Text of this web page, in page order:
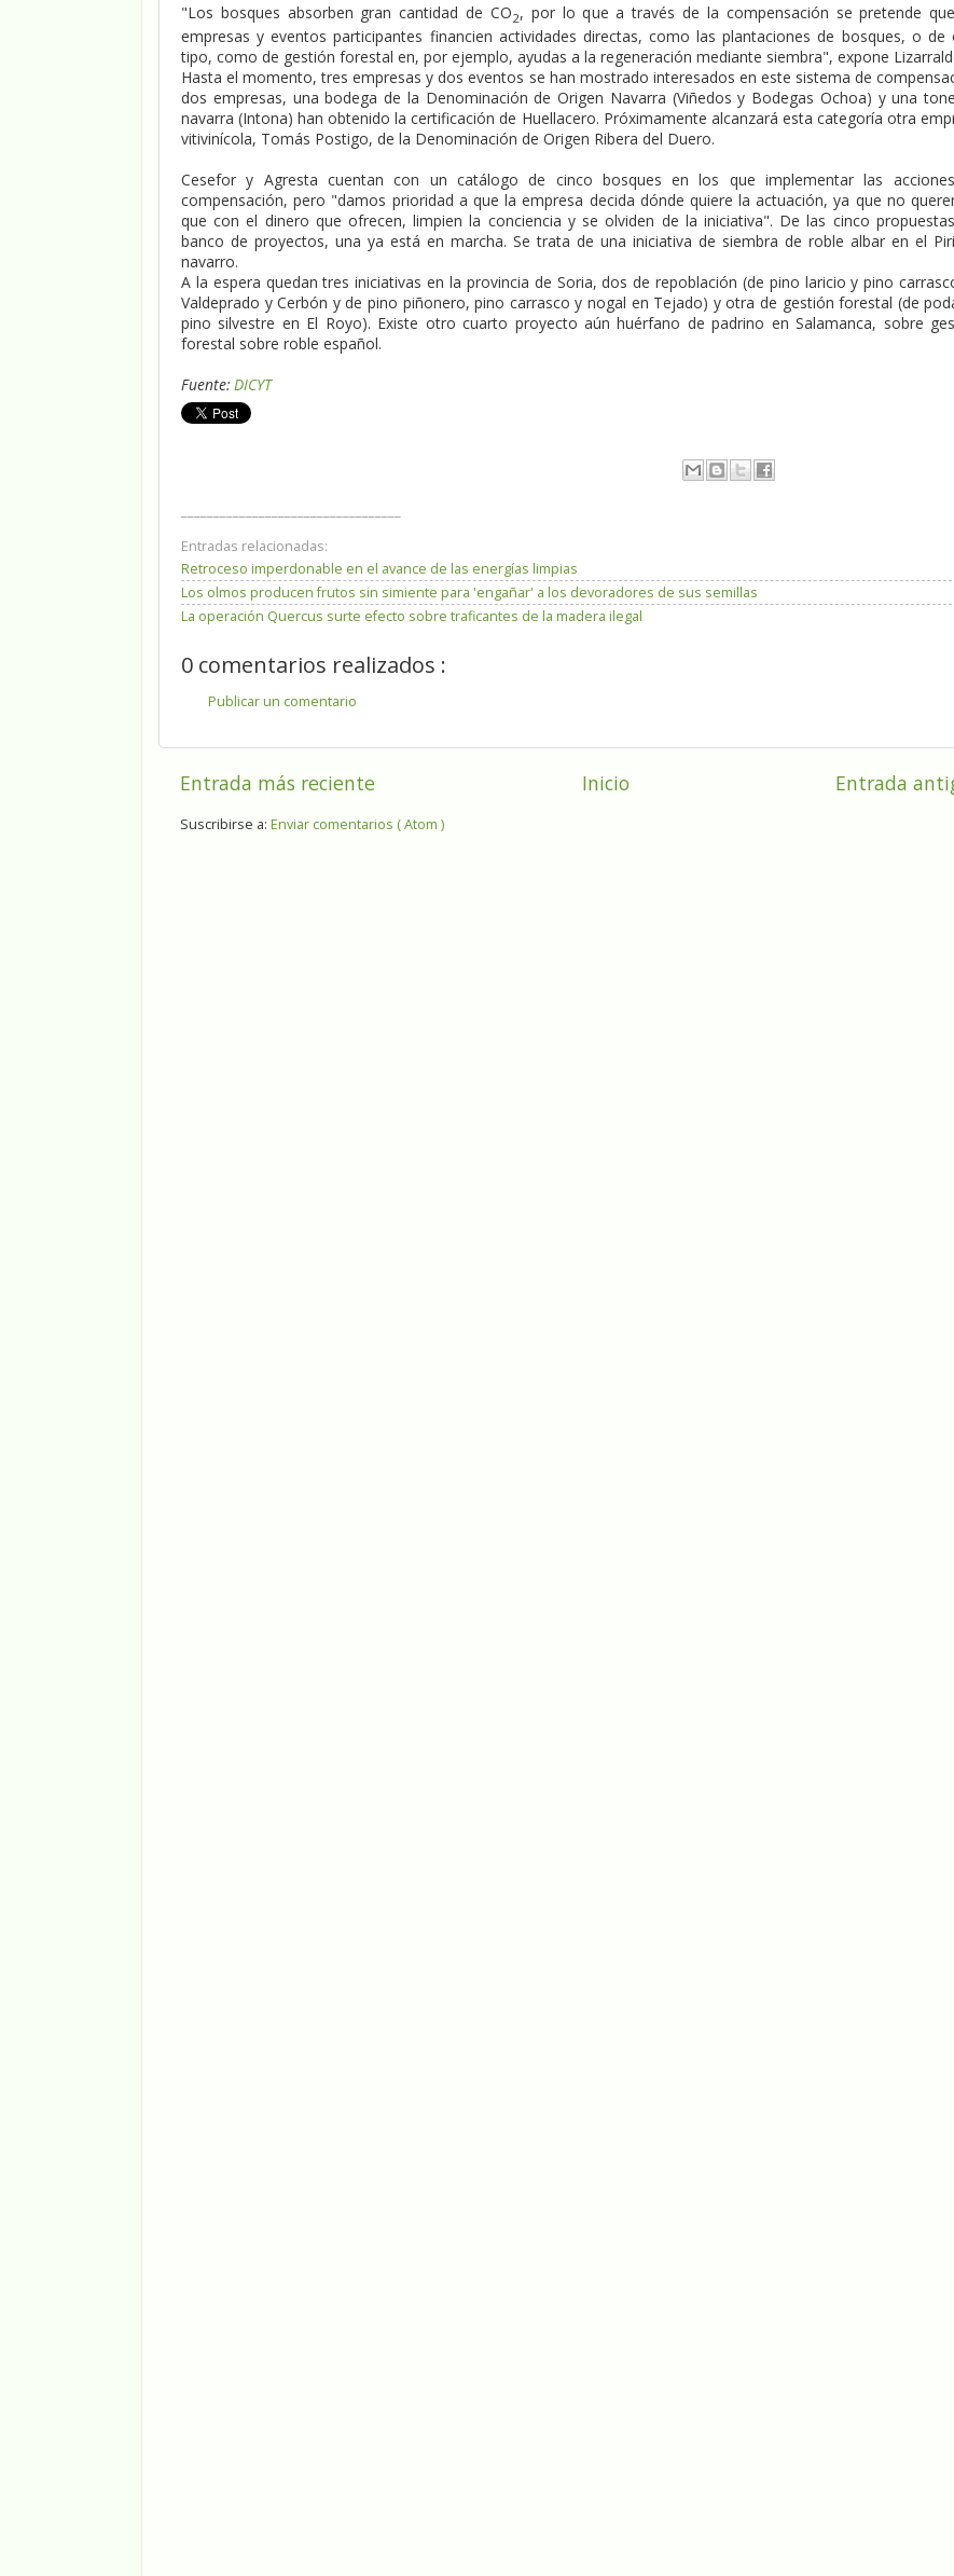
"Los bosques absorben gran cantidad de CO2, por lo que a través de la compensación se pretende
empresas y eventos participantes financien actividades directas, como las plantaciones de bosques, o de
tipo, como de gestión forestal en, por ejemplo, ayudas a la regeneración mediante siembra", expone
Hasta el momento, tres empresas y dos eventos se han mostrado interesados en este sistema de
dos empresas, una bodega de la Denominación de Origen Navarra (Viñedos y Bodegas Ochoa) y una
navarra (Intona) han obtenido la certificación de Huellacero. Próximamente alcanzará esta categoría otra
vitivinícola, Tomás Postigo, de la Denominación de Origen Ribera del Duero.
Cesefor y Agresta cuentan con un catálogo de cinco bosques en los que implementar las
compensación, pero "damos prioridad a que la empresa decida dónde quiere la actuación, ya que no
que con el dinero que ofrecen, limpien la conciencia y se olviden de la iniciativa". De las cinco
banco de proyectos, una ya está en marcha. Se trata de una iniciativa de siembra de roble albar en el
navarro.
A la espera quedan tres iniciativas en la provincia de Soria, dos de repoblación (de pino laricio y pino
Valdeprado y Cerbón y de pino piñonero, pino carrasco y nogal en Tejado) y otra de gestión forestal (de
pino silvestre en El Royo). Existe otro cuarto proyecto aún huérfano de padrino en Salamanca, sobre
forestal sobre roble español.
Fuente: DICYT
Entradas relacionadas:
Retroceso imperdonable en el avance de las energías limpias
Los olmos producen frutos sin simiente para 'engañar' a los devoradores de sus semillas
La operación Quercus surte efecto sobre traficantes de la madera ilegal
0 comentarios realizados :
Publicar un comentario
Entrada más reciente Entrada
Inicio
Suscribirse a: Enviar comentarios ( Atom )